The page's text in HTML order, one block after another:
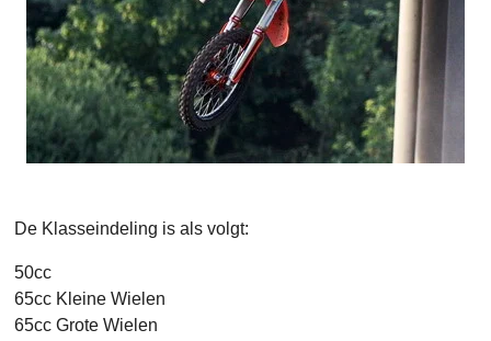
De Klasseindeling is als volgt:
50cc
65cc Kleine Wielen
65cc Grote Wielen